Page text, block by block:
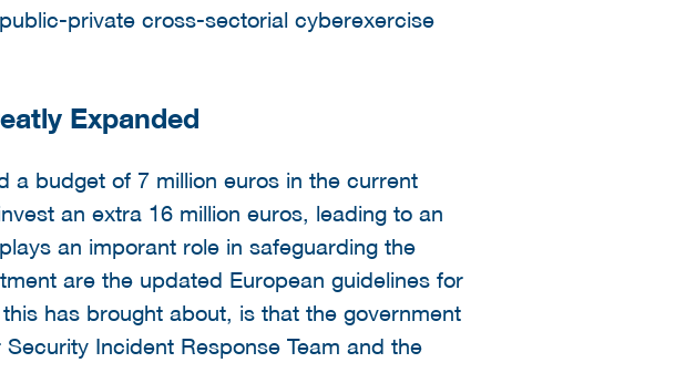
private cross-sectorial cyberexercise
Expanded
a budget of 7 million euros in the current
an extra 16 million euros, leading to an
an imporant role in safeguarding the
are the updated European guidelines for
has brought about, is that the government
Incident Response Team and the